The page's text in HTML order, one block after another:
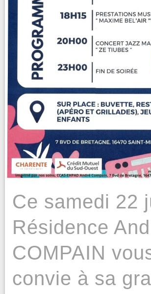
Ce samedi 22
Résidence
COMPAIN
convie à sa